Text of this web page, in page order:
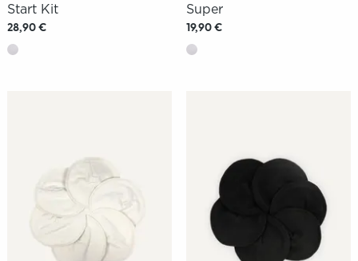
Start Kit
28,90 €
Super
19,90 €